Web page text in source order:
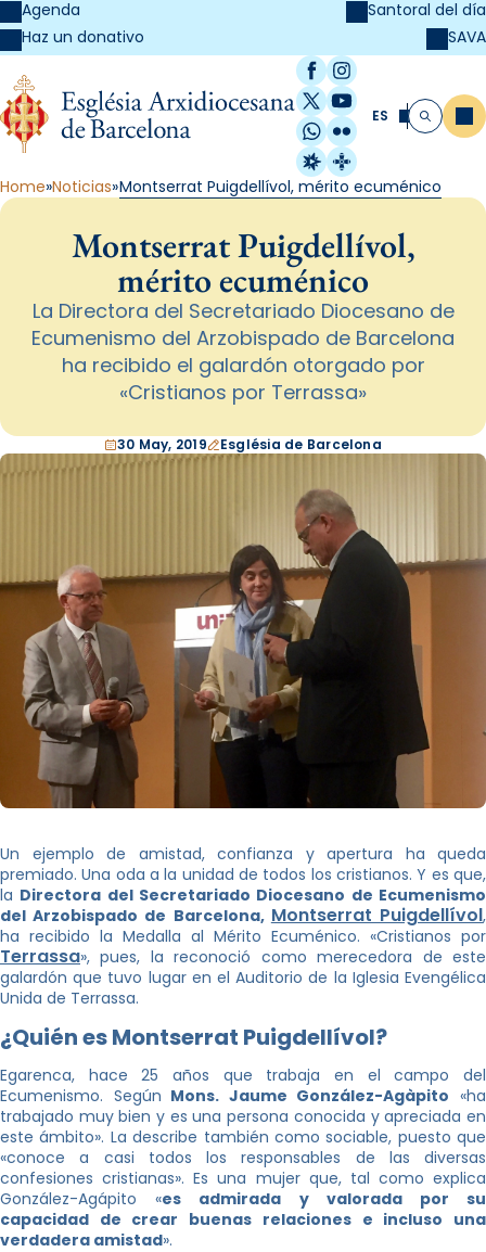
Agenda
Haz un donativo
Santoral del día
SAVA
Facebook
Instagram
X / Twitter
YouTube
WhatsApp
Flickr
Radio Estel
Catalunya
ES Buscar
Home Noticias Montserrat Puigdellívol, mérito ecuménico
Montserrat Puigdellívol,
mérito ecuménico
La Directora del Secretariado Diocesano de
Ecumenismo del Arzobispado de Barcelona
ha recibido el galardón otorgado por
«Cristianos por Terrassa»
30 May, 2019 Església de Barcelona
Un ejemplo de amistad, confianza y apertura ha queda
premiado. Una oda a la unidad de todos los cristianos. Y es que,
la Directora del Secretariado Diocesano de Ecumenismo
del Arzobispado de Barcelona, Montserrat Puigdellívol,
ha recibido la Medalla al Mérito Ecuménico. «Cristianos por
Terrassa», pues, la reconoció como merecedora de este
galardón que tuvo lugar en el Auditorio de la Iglesia Evengélica
Unida de Terrassa.
¿Quién es Montserrat Puigdellívol?
Egarenca, hace 25 años que trabaja en el campo del
Ecumenismo. Según Mons. Jaume González-Agàpito «ha
trabajado muy bien y es una persona conocida y apreciada en
este ámbito». La describe también como sociable, puesto que
«conoce a casi todos los responsables de las diversas
confesiones cristianas». Es una mujer que, tal como explica
González-Agápito «es admirada y valorada por su
capacidad de crear buenas relaciones e incluso una
verdadera amistad».